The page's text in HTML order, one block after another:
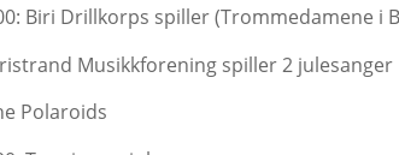
Biri Drillkorps spiller (Trommedamene i
Musikkforening spiller 2 julesanger
Polaroids